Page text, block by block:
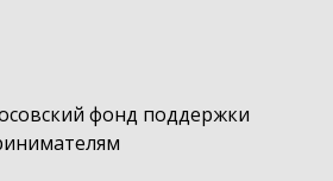
фонд поддержки